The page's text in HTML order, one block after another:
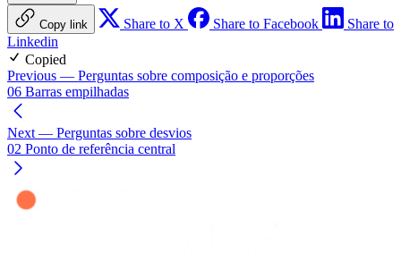
Copy link Share to X Share to Facebook
Share to
Linkedin
Copied
Previous — Perguntas sobre composição e proporções
06 Barras empilhadas
Next — Perguntas sobre desvios
02 Ponto de referência central